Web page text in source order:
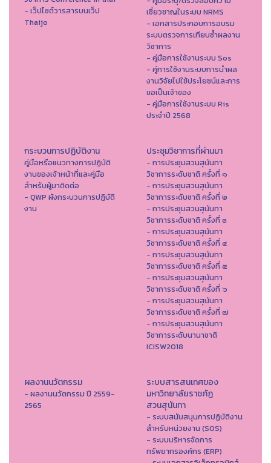
- เว็ปไซต์วารสารบนเว็ป
Thaijo
เชี่ยวชาญในระบบ NRMS
- เอกสารประกอบการอบรม
ระบบตรวจการเทียบซ้ำผลงาน
วิชาการ
- คู่มือการใช้งานระบบ Sos
- คู่การใช้งานระบบการนำผล
งานวิจัยไปใช้ประโยชน์และการ
ขอเป็นเจ้าของ
- คู่มือการใช้งานระบบ Ris
ประจำปี 2568
กระบวนการปฏิบัติงาน
คู่มือหรือแนวทางการปฏิบัติ
งานของเจ้าหน้าที่และคู่มือ
สำหรับผู้มาติดต่อ
- QWP ผังกระบวนการปฏิบัติ
งาน
ประชุมวิชาการที่ผ่านมา
- การประชุมสวนสุนันทา
วิชาการระดับชาติ ครั้งที่ ๑
- การประชุมสวนสุนันทา
วิชาการระดับชาติ ครั้งที่ ๒
- การประชุมสวนสุนันทา
วิชาการระดับชาติ ครั้งที่ ๓
- การประชุมสวนสุนันทา
วิชาการระดับชาติ ครั้งที่ ๔
- การประชุมสวนสุนันทา
วิชาการระดับชาติ ครั้งที่ ๕
- การประชุมสวนสุนันทา
วิชาการระดับชาติ ครั้งที่ ๖
- การประชุมสวนสุนันทา
วิชาการระดับชาติ ครั้งที่ ๗
- การประชุมสวนสุนันทา
วิชาการระดับนานาชาติ
ICISW2018
ผลงานนวัตกรรม
- ผลงานนวัตกรรม ปี 2559-
2565
ระบบสารสนเทศของ
มหาวิทยาลัยราชภัฏ
สวนสุนันทา
- ระบบสนับสนุนการปฏิบัติงาน
สำหรับหน่วยงาน (SOS)
- ระบบบริหารจัดการ
ทรัพยากรองค์กร (ERP)